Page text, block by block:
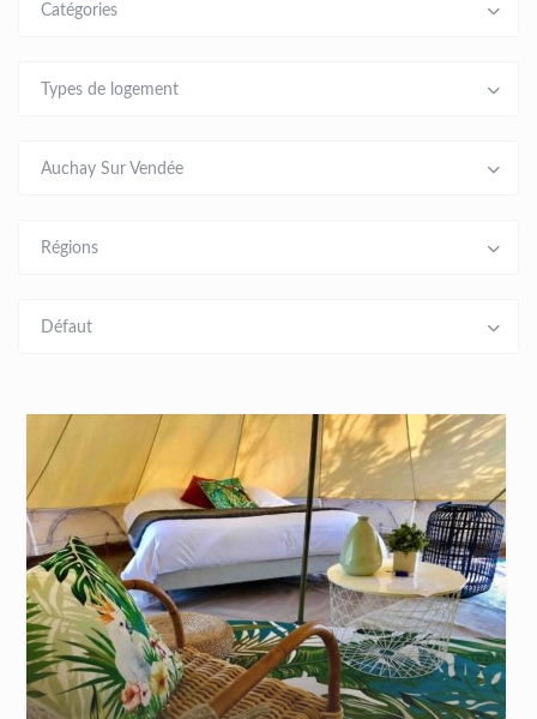
Catégories
Types de logement
Auchay Sur Vendée
Régions
Défaut